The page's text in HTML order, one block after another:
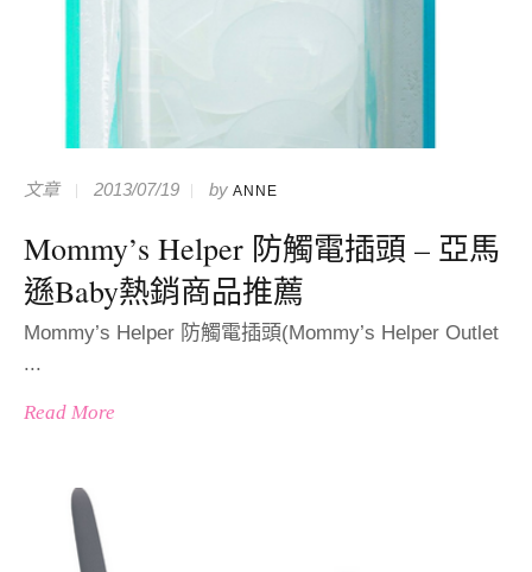
文章 2013/07/19 by ANNE
Mommy’s Helper 防觸電插頭 – 亞馬
遜Baby熱銷商品推薦
Mommy’s Helper 防觸電插頭(Mommy’s Helper Outlet
...
Read More